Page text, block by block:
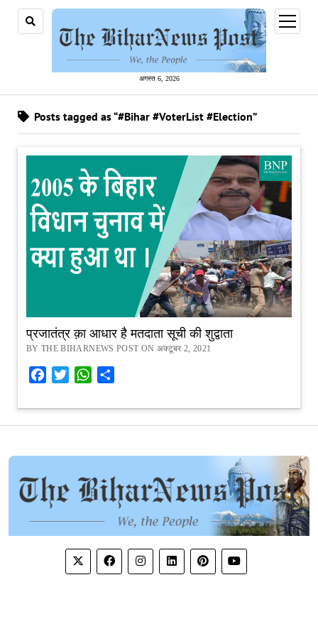
अगस्त 6, 2026
open
menu
Posts tagged as “#Bihar #VoterList #Election”
प्रजातंत्र क़ा आधार है मतदाता सूची की शुद्वाता
BY THE BIHARNEWS POST ON अक्टूबर 2, 2021
Facebook
TwitterWhatsApp